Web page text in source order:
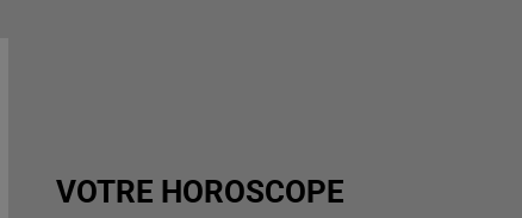
VOTRE HOROSCOPE